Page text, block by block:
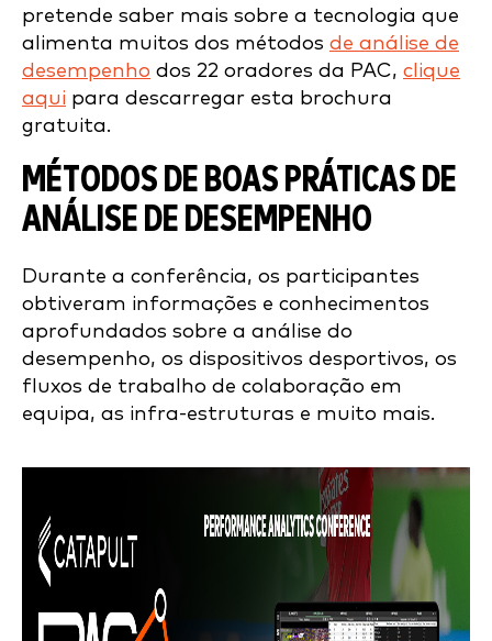
pretende saber mais sobre a tecnologia que
alimenta muitos dos métodos de análise de
desempenho dos 22 oradores da PAC, clique
aqui para descarregar esta brochura
gratuita.
MÉTODOS DE BOAS PRÁTICAS DE
ANÁLISE DE DESEMPENHO
Durante a conferência, os participantes
obtiveram informações e conhecimentos
aprofundados sobre a análise do
desempenho, os dispositivos desportivos, os
fluxos de trabalho de colaboração em
equipa, as infra-estruturas e muito mais.